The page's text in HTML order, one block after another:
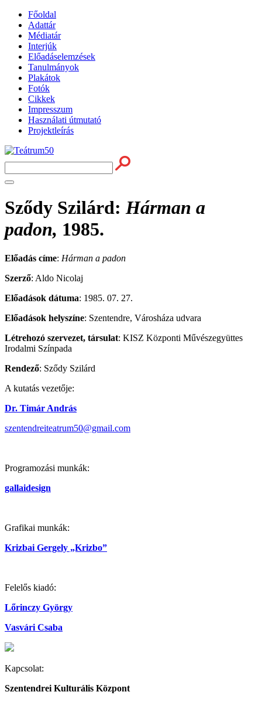
Főoldal
Adattár
Médiatár
Interjúk
Előadáselemzések
Tanulmányok
Plakátok
Fotók
Cikkek
Impresszum
Használati útmutató
Projektleírás
Sződy Szilárd:Hárman a
padon, 1985.
Előadás címe: Hárman a padon
Szerző: Aldo Nicolaj
Előadások dátuma: 1985. 07. 27.
Előadások helyszíne: Szentendre, Városháza udvara
Létrehozó szervezet, társulat: KISZ Központi Művészegyüttes
Irodalmi Színpada
Rendező: Sződy Szilárd
A kutatás vezetője:
Dr. Timár András
szentendreiteatrum50@gmail.com
Programozási munkák:
gallaidesign
Grafikai munkák:
Krizbai Gergely „Krizbo”
Felelős kiadó:
Lőrinczy György
Vasvári Csaba
Kapcsolat:
Szentendrei Kulturális Központ